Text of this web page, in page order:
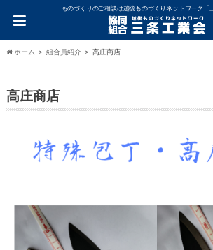
ものづくりのご相談は越後ものづくりネットワーク「
ホーム 組合員紹介 高庄商店
高庄商店